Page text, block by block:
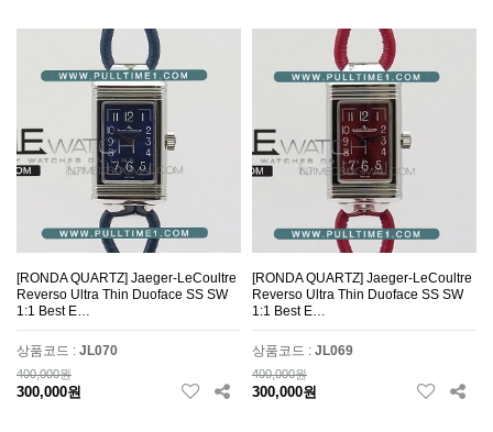
[RONDA QUARTZ] Jaeger-LeCoultre
Reverso Ultra Thin Duoface SS SW
1:1 Best E…
상품코드 : JL070
400,000원
300,000원
[RONDA QUARTZ] Jaeger-LeCoultre
Reverso Ultra Thin Duoface SS SW
1:1 Best E…
상품코드 : JL069
400,000원
300,000원